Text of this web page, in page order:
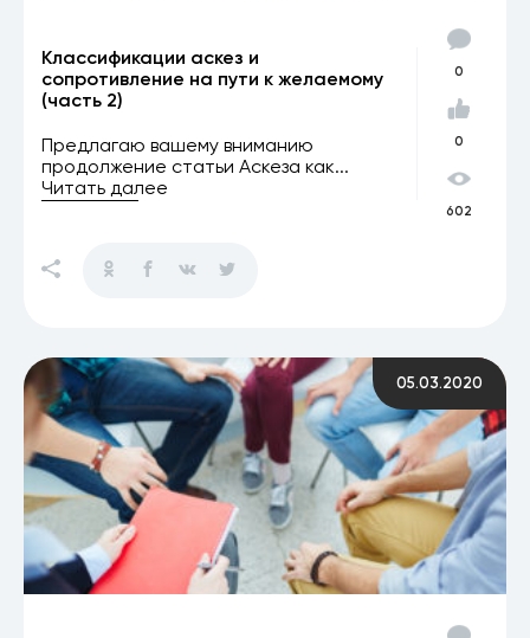
Классификации аскез и
сопротивление на пути к желаемому
(часть 2)
Предлагаю вашему вниманию
продолжение статьи Аскеза как...
Читать далее
0
0
602
05.03.2020